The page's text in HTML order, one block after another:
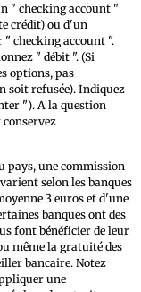
" checking account "
crédit) ou d'un
" checking account ".
" débit ". (Si
options, pas
soit refusée). Indiquez
"). A la question
conservez
pays, une commission
selon les banques
3 euros et d'une
banques ont des
font bénéficier de leur
même la gratuité des
bancaire. Notez
une